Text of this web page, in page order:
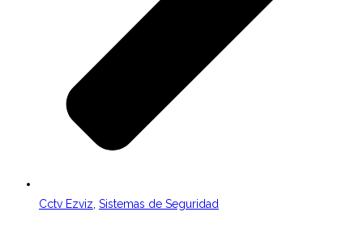
Cctv Ezviz, Sistemas de Seguridad